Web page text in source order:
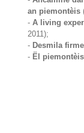
an piemontèis
-A living
2011);
- Desmila
- Ël